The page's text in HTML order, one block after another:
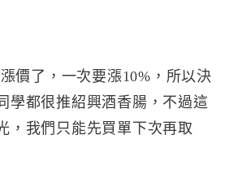
價了，一次要漲10%，所以決
學都很推紹興酒香腸，不過這
，我們只能先買單下次再取